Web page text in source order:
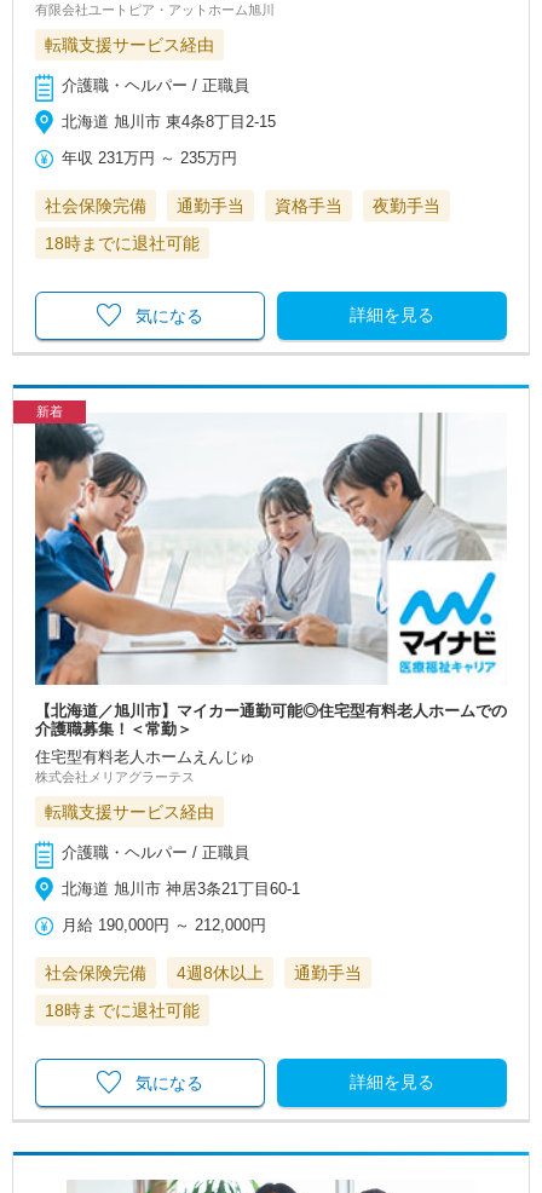
有限会社ユートピア・アットホーム旭川
転職支援サービス経由
介護職・ヘルパー / 正職員
北海道 旭川市 東4条8丁目2-15
年収 231万円 ～ 235万円
社会保険完備 通勤手当 資格手当
夜勤手当
18時までに退社可能
詳細を見る
気になる
新着
【北海道／旭川市】マイカー通勤可能◎住宅型有料老人ホームでの
介護職募集！＜常勤＞
住宅型有料老人ホームえんじゅ
株式会社メリアグラーテス
転職支援サービス経由
介護職・ヘルパー / 正職員
北海道 旭川市 神居3条21丁目60-1
月給 190,000円 ～ 212,000円
社会保険完備 4週8休以上
通勤手当
18時までに退社可能
詳細を見る
気になる